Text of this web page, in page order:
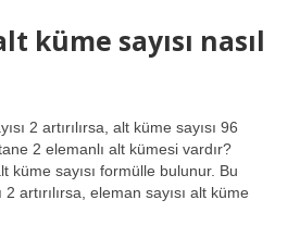
küme sayısı nasıl
2 artırılırsa, alt küme sayısı 96
2 elemanlı alt kümesi vardır?
küme sayısı formülle bulunur. Bu
artırılırsa, eleman sayısı alt küme